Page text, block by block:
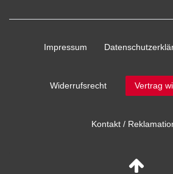
Impressum
Widerrufs­recht Vertrag
Kontakt /